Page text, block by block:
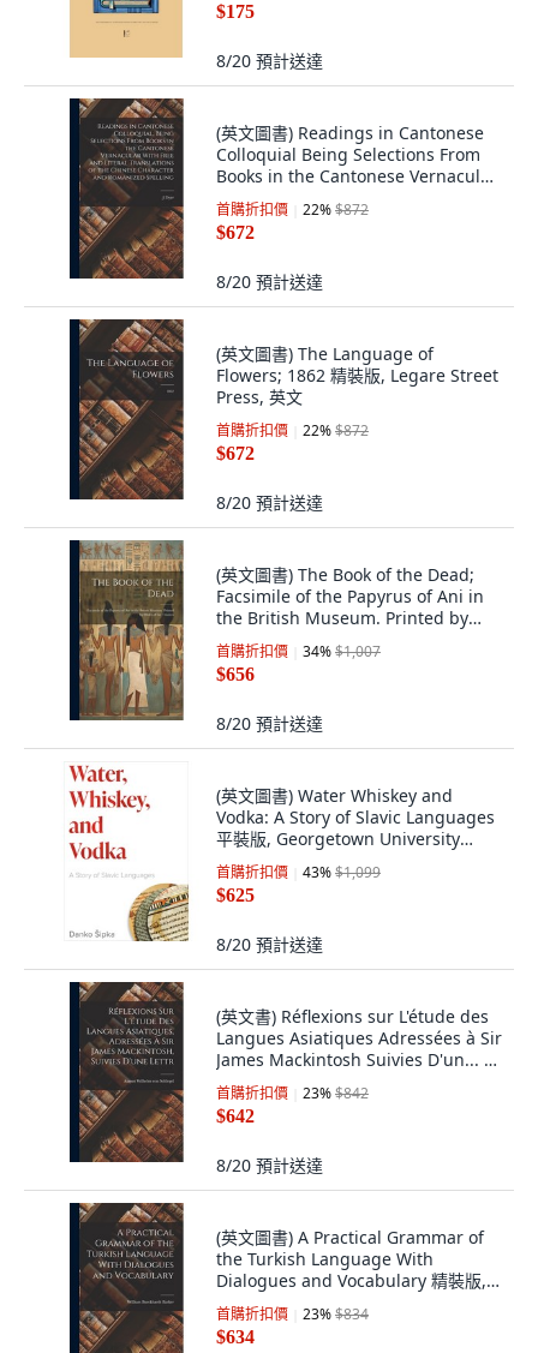
$175
8/20 預計送達
(英文圖書) Readings in Cantonese
Colloquial Being Selections From
Books in the Cantonese Vernacular
Wit... 精裝版, Legare Street Press,
英文
首購折扣價 22%$872
$672
8/20 預計送達
(英文圖書) The Language of
Flowers; 1862 精裝版, Legare Street
Press, 英文
首購折扣價 22%$872
$672
8/20 預計送達
(英文圖書) The Book of the Dead;
Facsimile of the Papyrus of Ani in
the British Museum. Printed by
Order... 精裝版, Legare Street Press,
英文
首購折扣價 34%$1,007
$656
8/20 預計送達
(英文圖書) Water Whiskey and
Vodka: A Story of Slavic Languages
平裝版, Georgetown University
Press, 英文
首購折扣價 43%$1,099
$625
8/20 預計送達
(英文書) Réflexions sur L'étude des
Langues Asiatiques Adressées à Sir
James Mackintosh Suivies D'un... 精
裝版, Legare Street Press, 英文
首購折扣價 23%$842
$642
8/20 預計送達
(英文圖書) A Practical Grammar of
the Turkish Language With
Dialogues and Vocabulary 精裝版,
Legare Street Press, 英文
首購折扣價 23%$834
$634